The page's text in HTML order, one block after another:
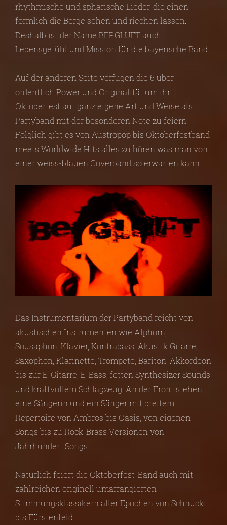
rhythmische und sphärische Lieder, die einen
förmlich die Berge sehen und riechen lassen.
Deshalb ist der Name BERGLUFT auch
Lebensgefühl und Mission für die bayerische Band.
Auf der anderen Seite verfügen die 6 über
ordentlich Power und Originalität um ihr
Oktoberfest auf ganz eigene Art und Weise als
Partyband mit der besonderen Note zu feiern.
Folglich gibt es von Austropop bis Oktoberfestband
meets Worldwide Hits alles zu hören was man von
einer weiss-blauen Coverband so erwarten kann.
Das Instrumentarium der Partyband reicht von
akustischen Instrumenten wie Alphorn,
Sousaphon, Klavier, Kontrabass, Akustik Gitarre,
Saxophon, Klarinette, Trompete, Bariton, Akkordeon
bis zur E-Gitarre, E-Bass, fetten Synthesizer Sounds
und kraftvollem Schlagzeug. An der Front stehen
eine Sängerin und ein Sänger mit breitem
Repertoire von Ambros bis Oasis, von eigenen
Songs bis zu Rock-Brass Versionen von
Jahrhundert Songs.
Natürlich feiert die Oktoberfest-Band auch mit
zahlreichen originell umarrangierten
Stimmungsklassikern aller Epochen von Schnucki
bis Fürstenfeld.